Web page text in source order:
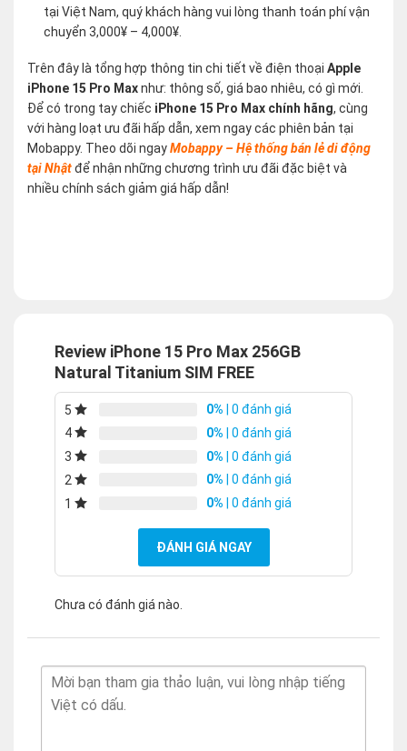
tại Việt Nam, quý khách hàng vui lòng thanh toán phí vận
chuyển 3,000¥ – 4,000¥.
Trên đây là tổng hợp thông tin chi tiết về điện thoại Apple
iPhone 15 Pro Maxnhư: thông số, giá bao nhiêu, có gì mới.
Để có trong tay chiếc iPhone 15 Pro Max chính hãng, cùng
với hàng loạt ưu đãi hấp dẫn, xem ngay các phiên bản tại
Mobappy. Theo dõi ngayMobappy – Hệ thống bán lẻ di động
tại Nhậtđể nhận những chương trình ưu đãi đặc biệt và
nhiều chính sách giảm giá hấp dẫn!
Review iPhone 15 Pro Max 256GB
Natural Titanium SIM FREE
5 0% | 0 đánh giá
4
0% | 0 đánh giá
3
0% | 0 đánh giá
2
0% | 0 đánh giá
1
0% | 0 đánh giá
ĐÁNH GIÁ NGAY
Chưa có đánh giá nào.